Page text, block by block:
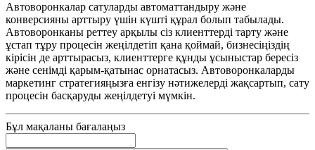
Автоворонкалар сатуларды автоматтандыру және
конверсияны арттыру үшін күшті құрал болып табылады.
Автоворонканы реттеу арқылы сіз клиенттерді тарту және
ұстап тұру процесін жеңілдетіп қана қоймай, бизнесіңіздің
кірісін де арттырасыз, клиенттерге құнды ұсыныстар бересіз
және сенімді қарым-қатынас орнатасыз. Автоворонкаларды
маркетинг стратегияңызға енгізу нәтижелерді жақсартып, сату
процесін басқаруды жеңілдетуі мүмкін.
Бұл мақаланы бағалаңыз